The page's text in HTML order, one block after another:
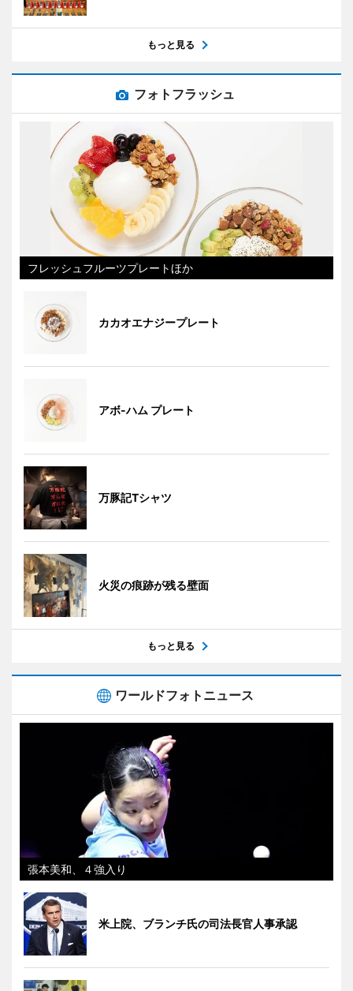
もっと見る
フォトフラッシュ
フレッシュフルーツプレートほか
カカオエナジープレート
アボ-ハム プレート
万豚記Tシャツ
火災の痕跡が残る壁面
もっと見る
ワールドフォトニュース
張本美和、４強入り
米上院、ブランチ氏の司法長官人事承認